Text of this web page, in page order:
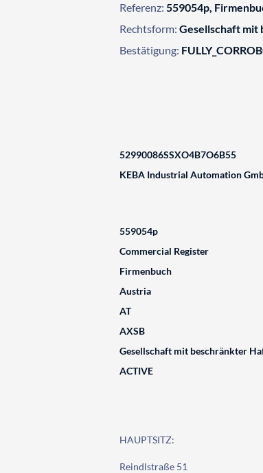
Referenz: 559054p,
Rechtsform: Gesellschaft mit
Bestätigung:
52990086SSXO4B7O6B55
KEBA Industrial Automation
559054p
Commercial Register
Firmenbuch
Austria
AT
AXSB
Gesellschaft mit beschränkter
ACTIVE
HAUPTSITZ:
Reindlstraße 51